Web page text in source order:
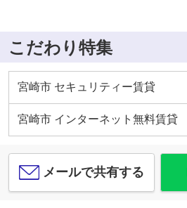
こだわり特集
宮崎市 セキュリティー賃貸
宮崎市 インターネット無料賃貸
メールで共有する